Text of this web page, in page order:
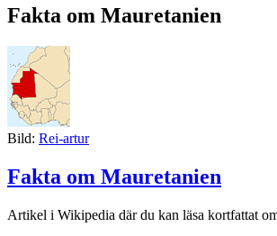
Fakta om Mauretanien
Bild: Rei-artur
Fakta om Mauretanien
Artikel i Wikipedia där du kan läsa kortfattat